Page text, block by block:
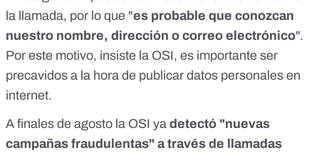
la llamada, por lo que "es probable que conozcan
nuestro nombre, dirección o correo electrónico".
Por este motivo, insiste la OSI, es importante ser
precavidos a la hora de publicar datos personales en
internet.
A finales de agosto la OSI ya detectó "nuevas
campañas fraudulentas" a través de llamadas